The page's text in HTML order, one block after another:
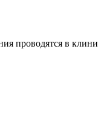
проводятся в